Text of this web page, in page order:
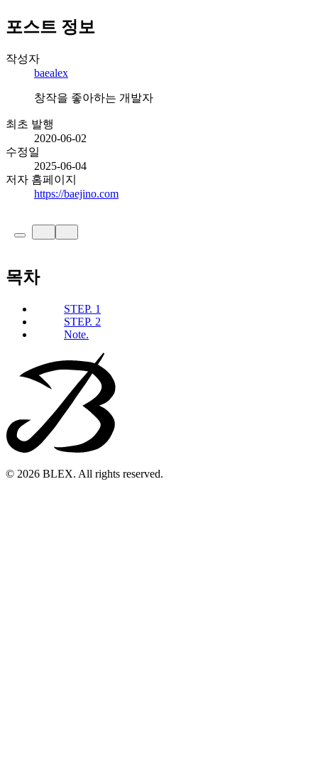
포스트 정보
작성자
baealex
창작을 좋아하는 개발자
최초 발행
2020-06-02
수정일
2025-06-04
저자 홈페이지
https://baejino.com
목차
STEP. 1
STEP. 2
Note.
© 2026 BLEX. All rights reserved.